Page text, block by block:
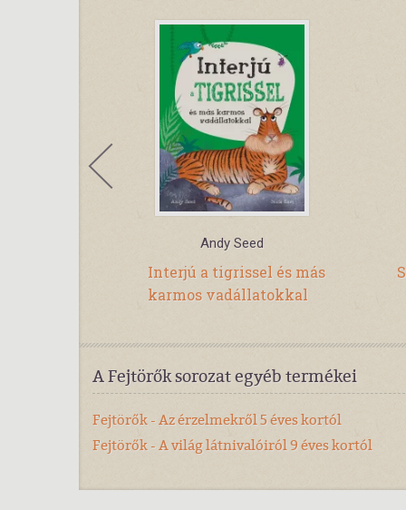
Andy Seed
Interjú a tigrissel és más
karmos vadállatokkal
A Fejtörők sorozat egyéb termékei
Fejtörők - Az érzelmekről 5 éves kortól
Fejtörők - A világ látnivalóiról 9 éves kortól